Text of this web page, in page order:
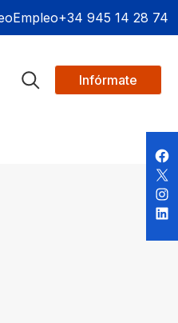
Empleo+34 945 14 28 74
Infórmate